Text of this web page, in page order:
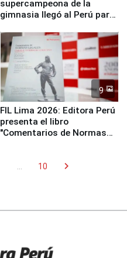
supercampeona de la
gimnasia llegó al Perú para
Panamericanos Lima 2027
9
FIL Lima 2026: Editora Perú
presenta el libro
"Comentarios de Normas
10 chevron_right